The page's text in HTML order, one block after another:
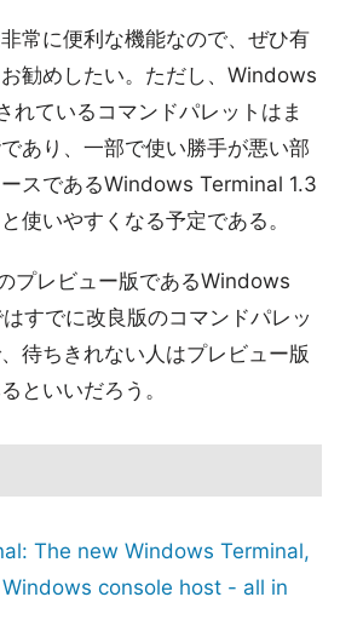
常に便利な機能なので、ぜひ有
勧めしたい。ただし、Windows
れているコマンドパレットはま
あり、一部で使い勝手が悪い部
スであるWindows Terminal 1.3
使いやすくなる予定である。
プレビュー版であるWindows
すでに改良版のコマンドパレッ
待ちきれない人はプレビュー版
といいだろう。
The new Windows Terminal,
console host - all in